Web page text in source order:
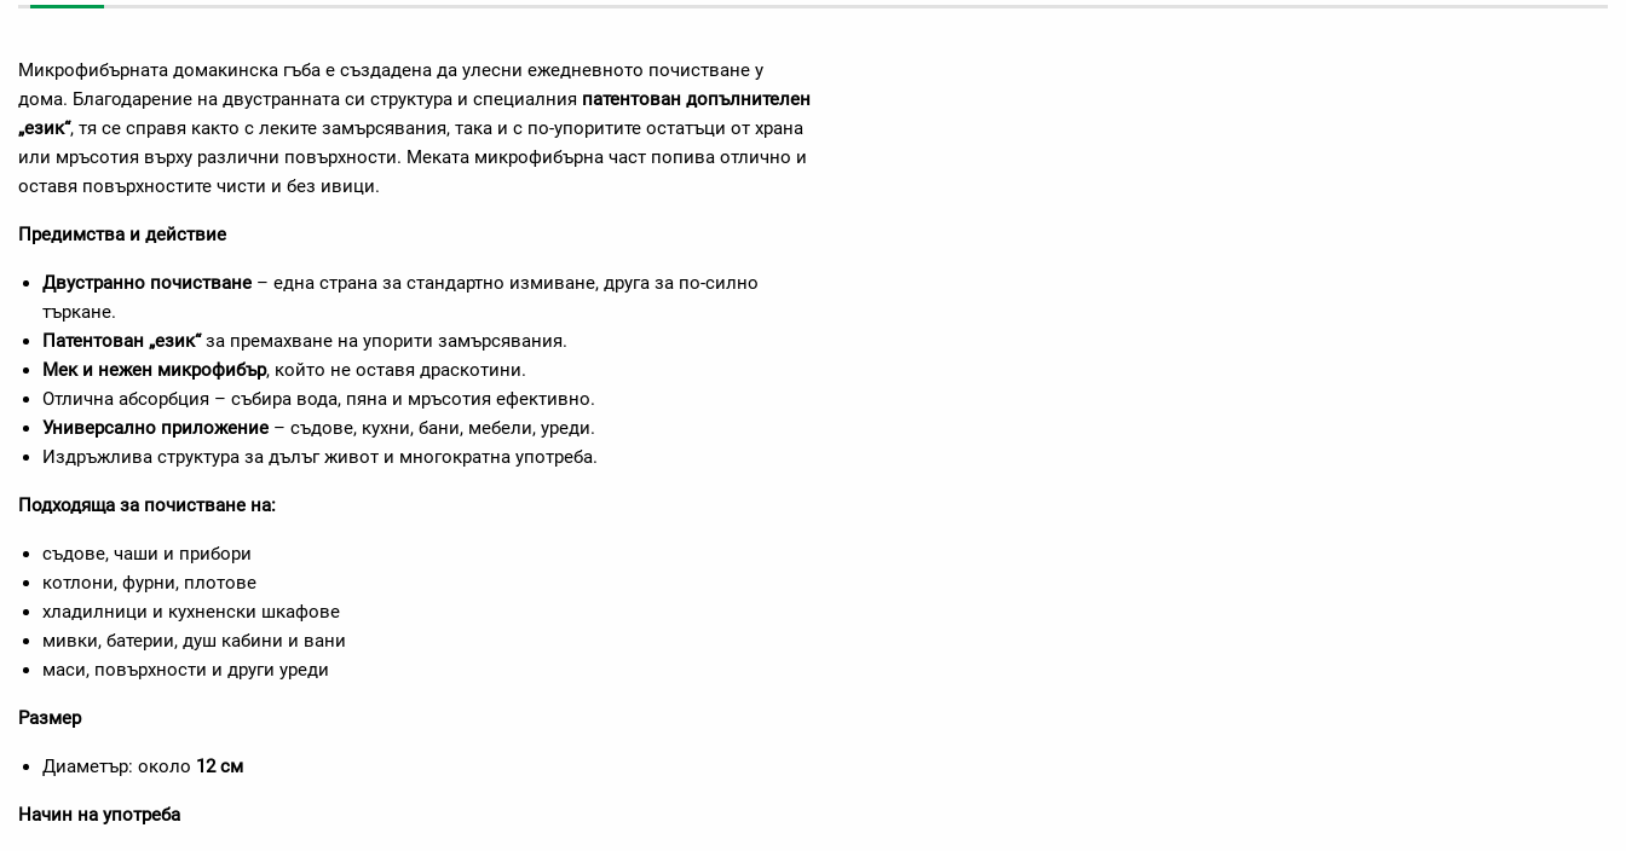
Микрофибърната домакинска гъба е създадена да улесни ежедневното почистване у
дома. Благодарение на двустранната си структура и специалния патентован допълнителен
„език“, тя се справя както с леките замърсявания, така и с по-упоритите остатъци от храна
или мръсотия върху различни повърхности. Меката микрофибърна част попива отлично и
оставя повърхностите чисти и без ивици.
Предимства и действие
Двустранно почистване – една страна за стандартно измиване, друга за по-силно
търкане.
Патентован „език“за премахване на упорити замърсявания.
Мек и нежен микрофибър, който не оставя драскотини.
Отлична абсорбция – събира вода, пяна и мръсотия ефективно.
Универсално приложение – съдове, кухни, бани, мебели, уреди.
Издръжлива структура за дълъг живот и многократна употреба.
Подходяща за почистване на:
съдове, чаши и прибори
котлони, фурни, плотове
хладилници и кухненски шкафове
мивки, батерии, душ кабини и вани
маси, повърхности и други уреди
Размер
Диаметър: около 12 см
Начин на употреба